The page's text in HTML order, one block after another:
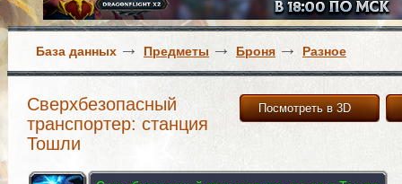
База данных Предметы Броня Разное
Посмотреть в 3D
Сверхбезопасный
транспортер: станция
Тошли